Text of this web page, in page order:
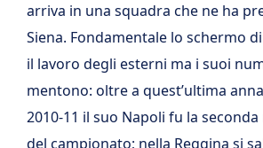
arriva in una squadra che ne ha
Siena. Fondamentale lo schermo
il lavoro degli esterni ma i suoi
mentono: oltre a quest’ultima
2010-11 il suo Napoli fu la
del campionato; nella Reggina si